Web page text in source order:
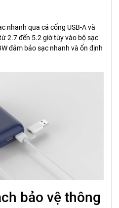
nhanh qua cả cổng USB-A và
2.7 đến 5.2 giờ tùy vào bộ sạc
đảm bảo sạc nhanh và ổn định
bảo vệ thông